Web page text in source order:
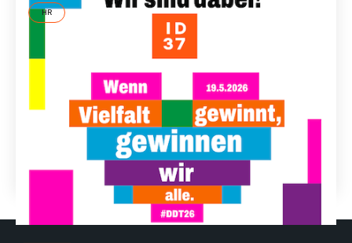
HR
Was ist Agism und wie überwinden wir
Altersdiskriminierung im Arbeitsleben?
Wie Altersdiskriminierung im Arbeitsleben aussieht und
welche Hebel Betroffene und Unternehmen haben. Ein
Expertengespräch zwischen Clemens W. Krebs und
Bettina Groetzki zum Deutschen Diversity Tag 26.